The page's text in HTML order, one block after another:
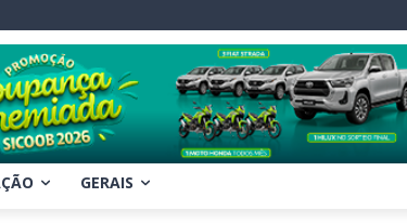
GERAIS